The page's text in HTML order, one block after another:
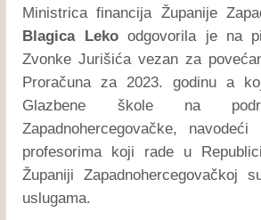
Ministrica financija Županije
Blagica Lekoodgovorila je na
Zvonke Jurišića vezan za
Proračuna za 2023. godinu a
Glazbene škole na
Zapadnohercegovačke,
profesorima koji rade u
Županiji Zapadnohercegovačkoj
uslugama.